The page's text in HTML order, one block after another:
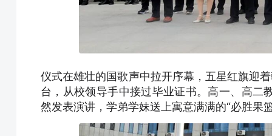
仪式在雄壮的国歌声中拉开序幕，五星红旗迎
台，从校领导手中接过毕业证书。高一、高二
然发表演讲，学弟学妹送上寓意满满的“必胜果